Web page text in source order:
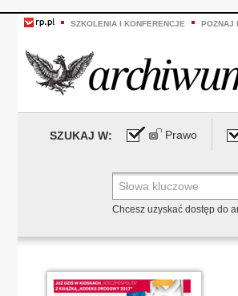
SZKOLENIA I KONFERENCJE POZNAJ
SZUKAJ W: Prawo
Chcesz uzyskać dostęp do